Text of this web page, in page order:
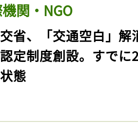
関・NGO
交省、「交通空白」解
定制度創設。すでに
態